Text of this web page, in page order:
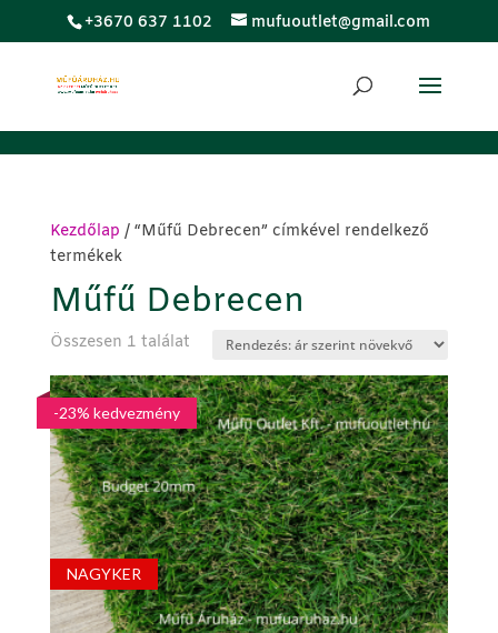
+3670 637 1102 mufuoutlet@gmail.com
Kezdőlap / “Műfű Debrecen” címkével rendelkező
termékek
Műfű Debrecen
Összesen 1 találat
NAGYKER
-23% kedvezmény